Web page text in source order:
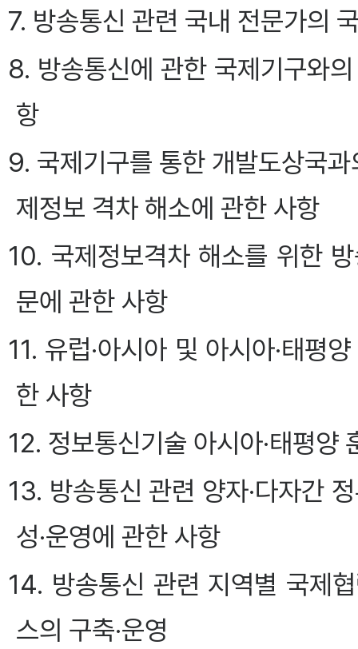
7. 방송통신 관련 국내 전문가의
8. 방송통신에 관한 국제기구와
항
9. 국제기구를 통한 개발도상국
제정보 격차 해소에 관한 사항
10. 국제정보격차 해소를 위한
문에 관한 사항
11. 유럽·아시아 및 아시아·태평
한 사항
12. 정보통신기술 아시아·태평양
13. 방송통신 관련 양자·다자간
성·운영에 관한 사항
14. 방송통신 관련 지역별 국제
스의 구축·운영